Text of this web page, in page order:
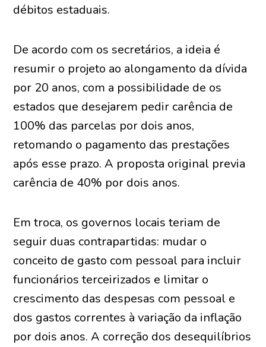
débitos estaduais.
De acordo com os secretários, a ideia é
resumir o projeto ao alongamento da dívida
por 20 anos, com a possibilidade de os
estados que desejarem pedir carência de
100% das parcelas por dois anos,
retomando o pagamento das prestações
após esse prazo. A proposta original previa
carência de 40% por dois anos.
Em troca, os governos locais teriam de
seguir duas contrapartidas: mudar o
conceito de gasto com pessoal para incluir
funcionários terceirizados e limitar o
crescimento das despesas com pessoal e
dos gastos correntes à variação da inflação
por dois anos. A correção dos desequilíbrios